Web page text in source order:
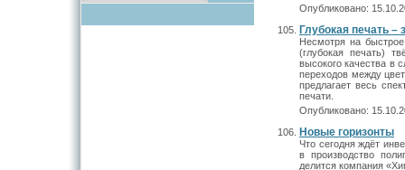
Опубликовано:
Глубокая печать –
Несмотря на
(глубокая печать)
высокого качества в
переходов между
предлагает весь
печати.
Опубликовано:
Новые горизонты
Что сегодня ждёт
в производство
делится компания